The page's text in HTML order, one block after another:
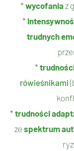
* wycofaniaz
*
trudnych
*
rówieśnikami
* trudności
ze spektrum